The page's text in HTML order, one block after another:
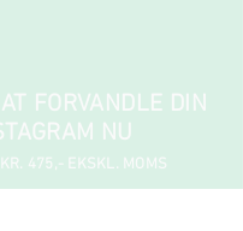
FORVANDLE DIN
NU
475,- EKSKL. MOMS